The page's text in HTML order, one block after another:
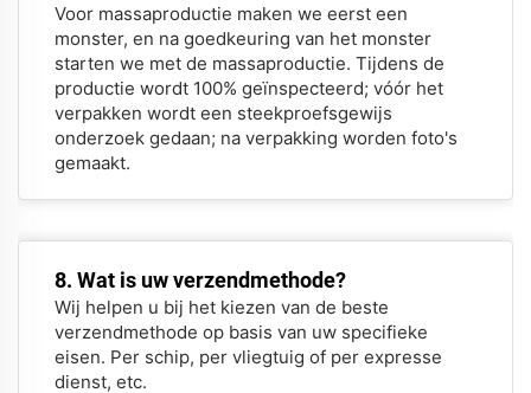
Voor massaproductie maken we eerst een
monster, en na goedkeuring van het monster
starten we met de massaproductie. Tijdens de
productie wordt 100% geïnspecteerd; vóór het
verpakken wordt een steekproefsgewijs
onderzoek gedaan; na verpakking worden foto's
gemaakt.
8. Wat is uw verzendmethode?
Wij helpen u bij het kiezen van de beste
verzendmethode op basis van uw specifieke
eisen. Per schip, per vliegtuig of per expresse
dienst, etc.